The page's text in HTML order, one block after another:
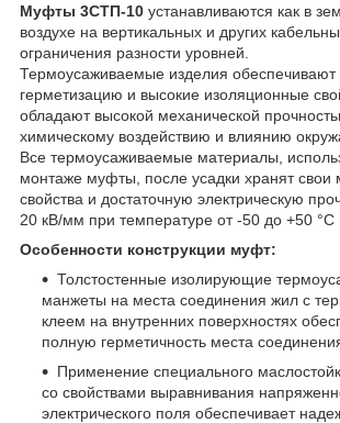
Муфты 3СТП-10 устанавливаются как в
воздухе на вертикальных и других
ограничения разности уровней.
Термоусаживаемые изделия
герметизацию и высокие изоляционные
обладают высокой механической
химическому воздействию и влиянию
Все термоусаживаемые материалы,
монтаже муфты, после усадки хранят свои
свойства и достаточную электрическую
20 кВ/мм при температуре от -50 до +50 °C
Особенности конструкции муфт:
Толстостенные изолирующие
манжеты на места соединения жил с
клеем на внутренних поверхностях
полную герметичность места
Применение специального
со свойствами выравнивания
электрического поля обеспечивает